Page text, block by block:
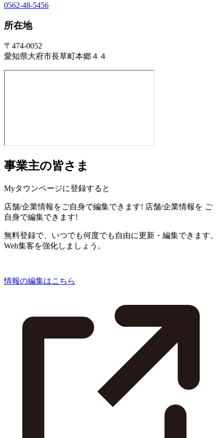
0562-48-5456
所在地
〒474-0052
愛知県大府市長草町本郷４４
事業主の皆さま
Myタウンページに登録すると
店舗/企業情報をご自身で編集できます! 店舗/企業情報を ご
自身で編集できます!
無料登録で、いつでも何度でも自由に更新・編集できます。
Web集客を強化しましょう。
情報の編集はこちら